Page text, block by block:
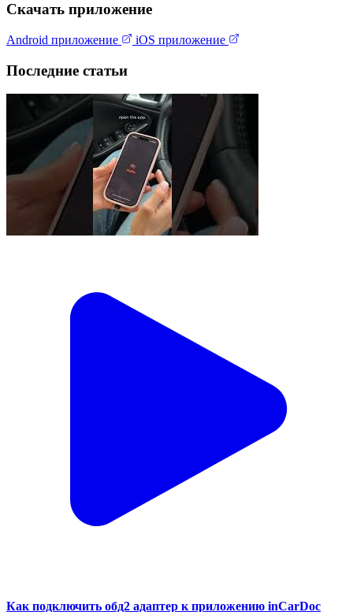
Скачать приложение
Android приложение iOS приложение
Последние статьи
Как подключить обд2 адаптер к приложению inCarDoc